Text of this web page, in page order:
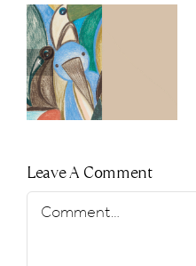
Pomellato
Spring Gift
Leave A Comment
Comment